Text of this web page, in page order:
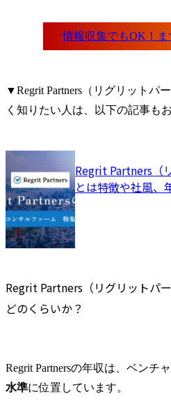
▼Regrit Partners（リグリットパ
く知りたい人は、以下の記事も
Regrit Partners（
とは特徴や社風、
Regrit Partners（リグリットパ
どのくらいか？
Regrit Partnersの年収は、ベンチ
水準に位置しています。